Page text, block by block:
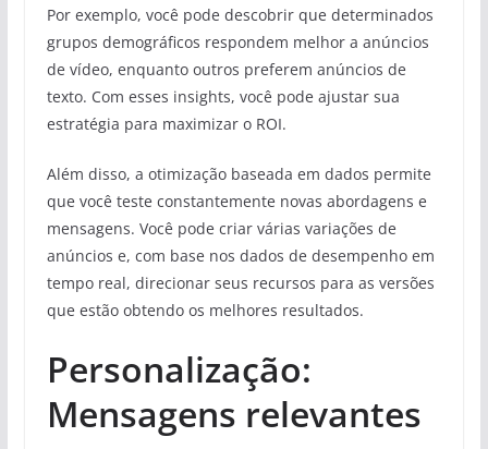
Por exemplo, você pode descobrir que determinados
grupos demográficos respondem melhor a anúncios
de vídeo, enquanto outros preferem anúncios de
texto. Com esses insights, você pode ajustar sua
estratégia para maximizar o ROI.
Além disso, a otimização baseada em dados permite
que você teste constantemente novas abordagens e
mensagens. Você pode criar várias variações de
anúncios e, com base nos dados de desempenho em
tempo real, direcionar seus recursos para as versões
que estão obtendo os melhores resultados.
Personalização:
Mensagens relevantes